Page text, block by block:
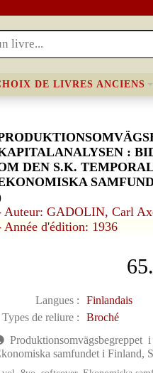
DE LIVRES ANCIENS
:
DEN S.K.
Auteur: GADOLIN, Carl
Année d'édition: 1936
Langues :
Finlandais
Types de reliure :
Broché
samfundet i Finland,